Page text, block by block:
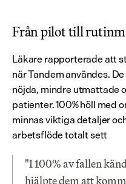
Från pilot till
Läkare rapporterade att
när Tandem användes.
nöjda, mindre utmattade
patienter. 100% höll med
minnas viktiga detaljer
arbetsflöde totalt sett
"I 100% av fallen
hjälpte dem att